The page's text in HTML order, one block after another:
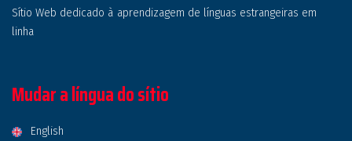
Sítio Web dedicado à aprendizagem de línguas estrangeiras em
linha
Mudar a língua do sítio
English